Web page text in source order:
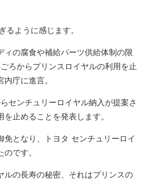
るように感じます。
ィの腐食や補給パーツ供給体制の限
ろからプリンスロイヤルの利用を止
庁に進言。
センチュリーロイヤル納入が提案さ
止めることを発表します。
免となり、トヨタ センチュリーロイ
です。
ルの長寿の秘密、それはプリンスの